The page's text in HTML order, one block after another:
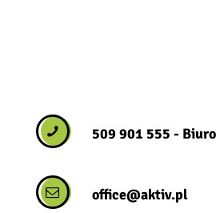
509 901 555 - Biuro
office@aktiv.pl